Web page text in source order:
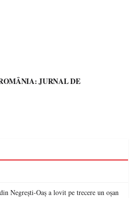
JURNAL DE
Negrești-Oaș a lovit pe trecere un oșan